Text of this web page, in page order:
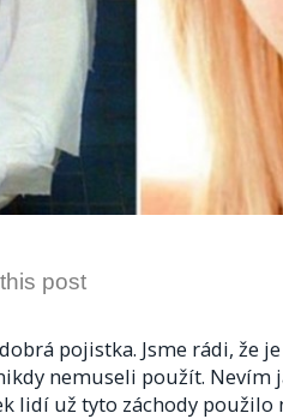
post
pojistka. Jsme rádi, že
nemuseli použít. Nevím
lidí už tyto záchody použilo